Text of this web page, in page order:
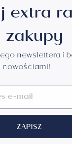
extra
newslettera i
ZAPISZ